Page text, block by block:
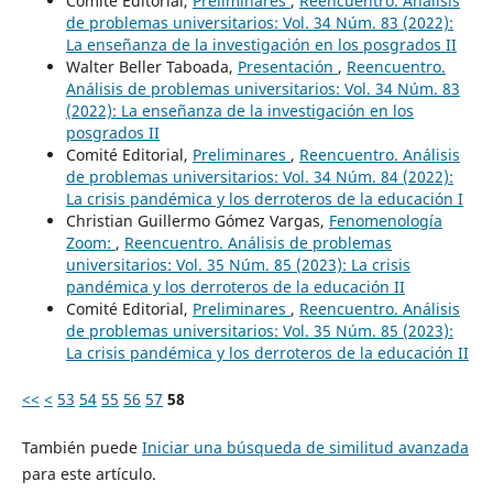
de problemas universitarios: Vol. 34 Núm. 83 (2022):
La enseñanza de la investigación en los posgrados II
Walter Beller Taboada, Presentación , Reencuentro.
Análisis de problemas universitarios: Vol. 34 Núm. 83
(2022): La enseñanza de la investigación en los
posgrados II
Comité Editorial, Preliminares , Reencuentro. Análisis
de problemas universitarios: Vol. 34 Núm. 84 (2022):
La crisis pandémica y los derroteros de la educación I
Christian Guillermo Gómez Vargas, Fenomenología
Zoom: , Reencuentro. Análisis de problemas
universitarios: Vol. 35 Núm. 85 (2023): La crisis
pandémica y los derroteros de la educación II
Comité Editorial, Preliminares , Reencuentro. Análisis
de problemas universitarios: Vol. 35 Núm. 85 (2023):
La crisis pandémica y los derroteros de la educación II
<< < 53 54 55 56 57 58
También puede Iniciar una búsqueda de similitud avanzada
para este artículo.